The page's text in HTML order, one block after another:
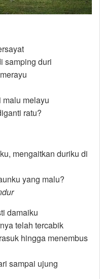
samping duri
melayu
ratu?
mengaitkan duriku di
yang malu?
damaiku
telah tercabik
hingga menembus
sampai ujung